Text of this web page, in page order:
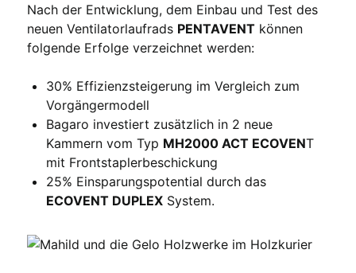
Nach der Entwicklung, dem Einbau und Test des
neuen Ventilatorlaufrads PENTAVENT können
folgende Erfolge verzeichnet werden:
30% Effizienzsteigerung im Vergleich zum
Vorgängermodell
Bagaro investiert zusätzlich in 2 neue
Kammern vom Typ MH2000 ACT ECOVENT
mit Frontstaplerbeschickung
25% Einsparungspotential durch das
ECOVENT DUPLEX System.